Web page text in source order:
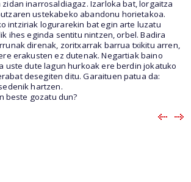
inarrosaldiagaz. Izarloka bat, lorgaitza
ustekabeko abandonu horietakoa.
intziriak logurarekin bat egin arte luzatu
ihes eginda sentitu nintzen, orbel. Badira
direnak, zoritxarrak barrua txikitu arren,
erakusten ez dutenak. Negartiak baino
uste dute lagun hurkoak ere berdin jokatuko
desegiten ditu. Garaituen patua da:
hartzen.
beste gozatu dun?